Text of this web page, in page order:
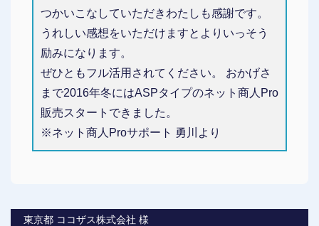
つかいこなしていただきわたしも感謝です。
うれしい感想をいただけますとよりいっそう
励みになります。
ぜひともフル活用されてください。 おかげさ
まで2016年冬にはASPタイプのネット商人Pro
販売スタートできました。
※ネット商人Proサポート 勇川より
東京都 ココザス株式会社 様